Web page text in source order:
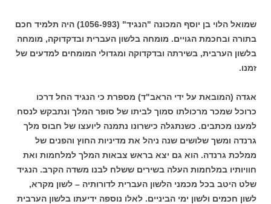
שמואל הלוי בן יוסף המכונה "הנגיד" (1056-993) היה תלמיד חכם
בתורה ובחכמת הגויים. מומחה בלשון העברית ובדקדוקה, מומחה
בלשון הערבית, בשירתה ובדקדוקה ומגדולי המומחים למדעים של
זמנו.
אגדה (המובאת על ידי הראב"ד) מספרת כי הנגיד החל דרכו
כרוכל שמכר מרכולתו סמוך לביתו של סופר המלך ונתבקש לנסח
למענו מכתבים. כשנתגלה כישרונו נתמנה ליועצו של חבוס מלך
גרנדה ומשך שלושים שנה ניהל את מדיניות החוץ והפנים של
ממלכת גרנדה. הוא גם יצא בראש צבאות המלך למלחמות ואת
חוויותיו במלחמות העלה בשירים ששלח לבנו משדה הקרב. הנגיד
שלט היטב בכל מכמני הלשון העברית לדורותיה – לשון מקרא,
לשון חכמים ולשון ימי הביניים. לאלו נוספה ידיעתו בלשון הערבית